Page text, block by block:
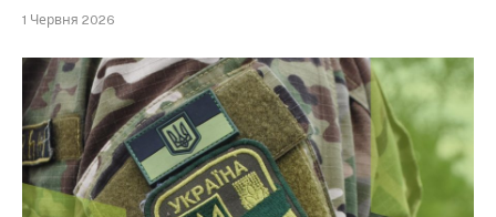
1 Червня 2026